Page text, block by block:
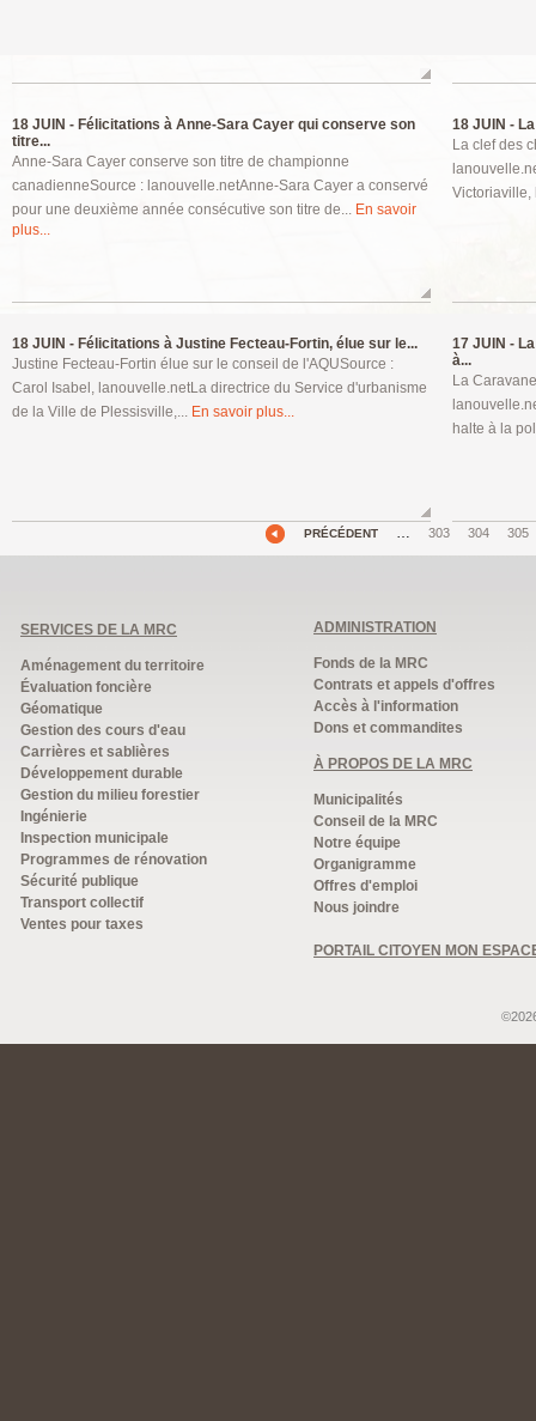
18 JUIN - Félicitations à Anne-Sara Cayer qui conserve son
titre...
Anne-Sara Cayer conserve son titre de championne
canadienneSource : lanouvelle.netAnne-Sara Cayer a conservé
pour une deuxième année consécutive son titre de... En savoir
plus...
18 JUIN -
La clef des
Victoriaville,
18 JUIN - Félicitations à Justine Fecteau-Fortin, élue sur le...
Justine Fecteau-Fortin élue sur le conseil de l'AQUSource :
Carol Isabel, lanouvelle.netLa directrice du Service d'urbanisme
de la Ville de Plessisville,... En savoir plus...
17 JUIN -
à...
La
halte à la
PRÉCÉDENT … 303 304 305
SERVICES DE LA MRC
Aménagement du territoire
Évaluation foncière
Géomatique
Gestion des cours d'eau
Carrières et sablières
Développement durable
Gestion du milieu forestier
Ingénierie
Inspection municipale
Programmes de rénovation
Sécurité publique
Transport collectif
Ventes pour taxes
ADMINISTRATION
Fonds de la MRC
Contrats et appels d'offres
Accès à l'information
Dons et commandites
À PROPOS DE LA MRC
Municipalités
Conseil de la MRC
Notre équipe
Organigramme
Offres d'emploi
Nous joindre
PORTAIL CITOYEN MON